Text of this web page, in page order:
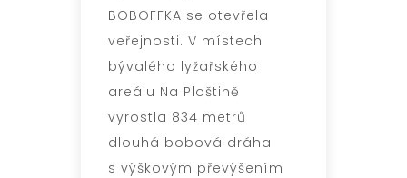
BOBOFFKA se otevřela
veřejnosti. V místech
bývalého lyžařského
areálu Na Ploštině
vyrostla 834 metrů
dlouhá bobová dráha
s výškovým převýšením